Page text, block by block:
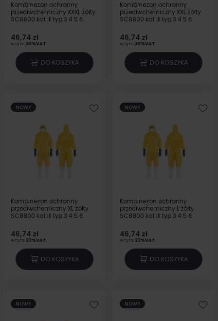
Kombinezon ochronny
przeciwchemiczny XXXL żółty
SC8800 kat III typ 3 4 5 6
46,74 zł
w tym 23%VAT
DO KOSZYKA
Kombinezon ochronny
przeciwchemiczny XXL żółty
SC8800 kat III typ 3 4 5 6
46,74 zł
w tym 23%VAT
DO KOSZYKA
NOWY
Kombinezon ochronny
przeciwchemiczny XL żółty
SC8800 kat III typ 3 4 5 6
46,74 zł
w tym 23%VAT
DO KOSZYKA
NOWY
Kombinezon ochronny
przeciwchemiczny L żółty
SC8800 kat III typ 3 4 5 6
46,74 zł
w tym 23%VAT
DO KOSZYKA
NOWY NOWY